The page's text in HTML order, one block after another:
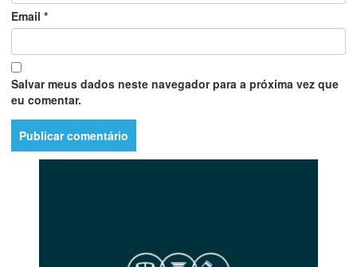
Email *
Salvar meus dados neste navegador para a próxima vez que
eu comentar.